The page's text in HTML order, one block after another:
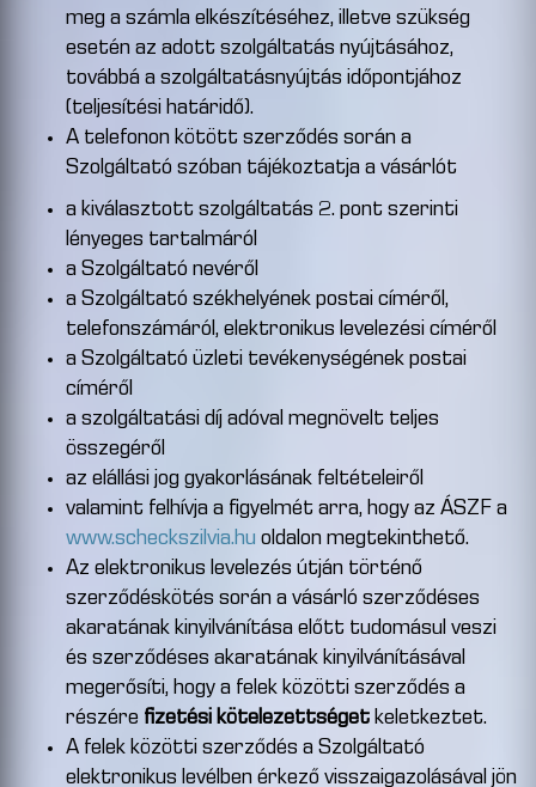
meg a számla elkészítéséhez, illetve szükség
esetén az adott szolgáltatás nyújtásához,
továbbá a szolgáltatásnyújtás időpontjához
(teljesítési határidő).
A telefonon kötött szerződés során a
Szolgáltató szóban tájékoztatja a vásárlót
a kiválasztott szolgáltatás 2. pont szerinti
lényeges tartalmáról
a Szolgáltató nevéről
a Szolgáltató székhelyének postai címéről,
telefonszámáról, elektronikus levelezési címéről
a Szolgáltató üzleti tevékenységének postai
címéről
a szolgáltatási díj adóval megnövelt teljes
összegéről
az elállási jog gyakorlásának feltételeiről
valamint felhívja a figyelmét arra, hogy az ÁSZF a
www.scheckszilvia.hu oldalon megtekinthető.
Az elektronikus levelezés útján történő
szerződéskötés során a vásárló szerződéses
akaratának kinyilvánítása előtt tudomásul veszi
és szerződéses akaratának kinyilvánításával
megerősíti, hogy a felek közötti szerződés a
részére fizetési kötelezettséget keletkeztet.
A felek közötti szerződés a Szolgáltató
elektronikus levélben érkező visszaigazolásával jön